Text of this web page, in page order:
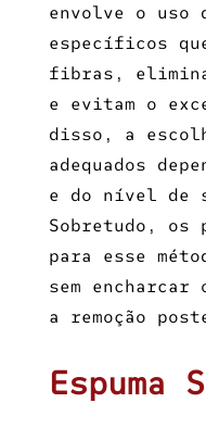
envolve o uso
específicos
fibras,
e evitam o
disso, a
adequados
e do nível de
Sobretudo, os
para esse
sem
a remoção
Espuma